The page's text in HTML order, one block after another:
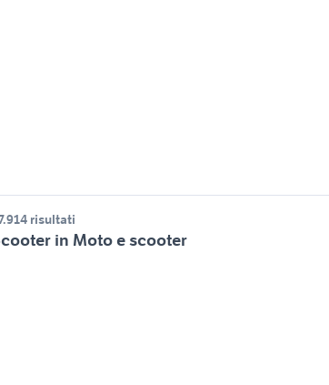
risultati
in Moto e scooter